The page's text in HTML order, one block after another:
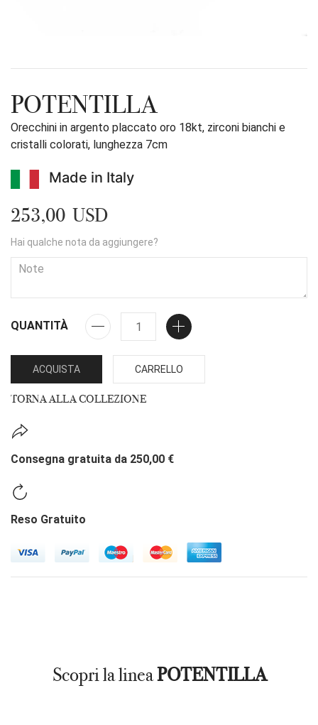
POTENTILLA
Orecchini in argento placcato oro 18kt, zirconi bianchi e
cristalli colorati, lunghezza 7cm
Made in Italy
253,00 USD
Hai qualche nota da aggiungere?
QUANTITÀ
ACQUISTA CARRELLO
TORNA ALLA COLLEZIONE
Consegna gratuita da 250,00 €
Reso Gratuito
Scopri la lineaPOTENTILLA